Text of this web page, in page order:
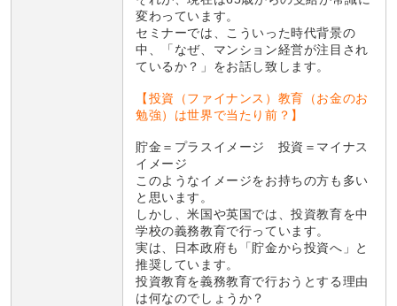
変わっています。
セミナーでは、こういった時代背景の
中、「なぜ、マンション経営が注目され
ているか？」をお話し致します。
【投資（ファイナンス）教育（お金のお
勉強）は世界で当たり前？】
貯金＝プラスイメージ 投資＝マイナス
イメージ
このようなイメージをお持ちの方も多い
と思います。
しかし、米国や英国では、投資教育を中
学校の義務教育で行っています。
実は、日本政府も「貯金から投資へ」と
推奨しています。
投資教育を義務教育で行おうとする理由
は何なのでしょうか？